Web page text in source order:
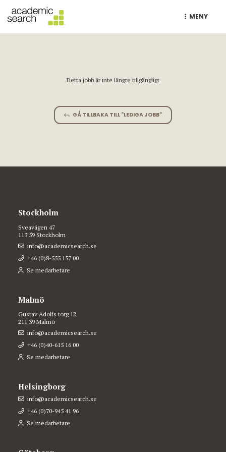
MENY
Detta jobb är inte längre tillgängligt
GÅ TILLBAKA TILL "LEDIGA JOBB"
Stockholm
Sveavägen 47
113 59 Stockholm
info@academicsearch.se
+46 (0)8-555 157 00
Se medarbetare
Malmö
Gustav Adolfs torg 12
211 39 Malmö
info@academicsearch.se
+46 (0)40-615 16 00
Se medarbetare
Helsingborg
info@academicsearch.se
+46 (0)70-945 41 96
Se medarbetare